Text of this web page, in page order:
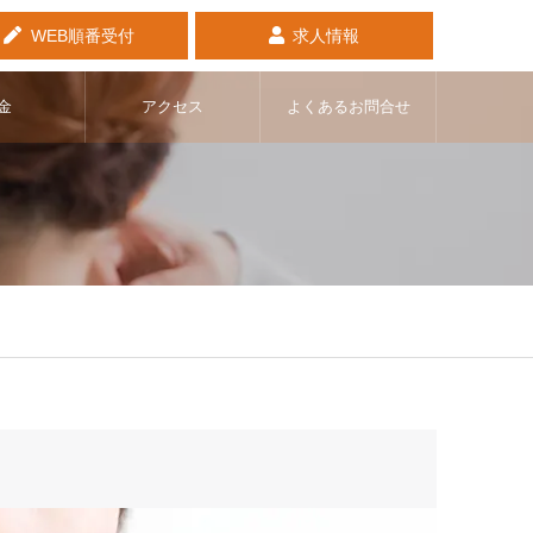
WEB順番受付 求人情報
アクセス よくあるお問合せ